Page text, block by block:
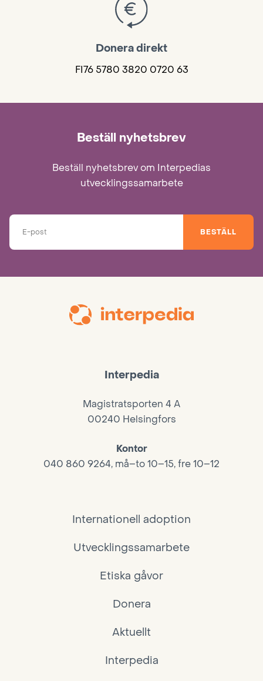
Donera direkt
FI76 5780 3820 0720 63
Beställ nyhetsbrev
Beställ nyhetsbrev om Interpedias
utvecklingssamarbete
BESTÄLL
Interpedia
Magistratsporten 4 A
00240 Helsingfors
Kontor
040 860 9264, må–to 10–15, fre 10–12
Internationell adoption
Utvecklingssamarbete
Etiska gåvor
Donera
Aktuellt
Interpedia